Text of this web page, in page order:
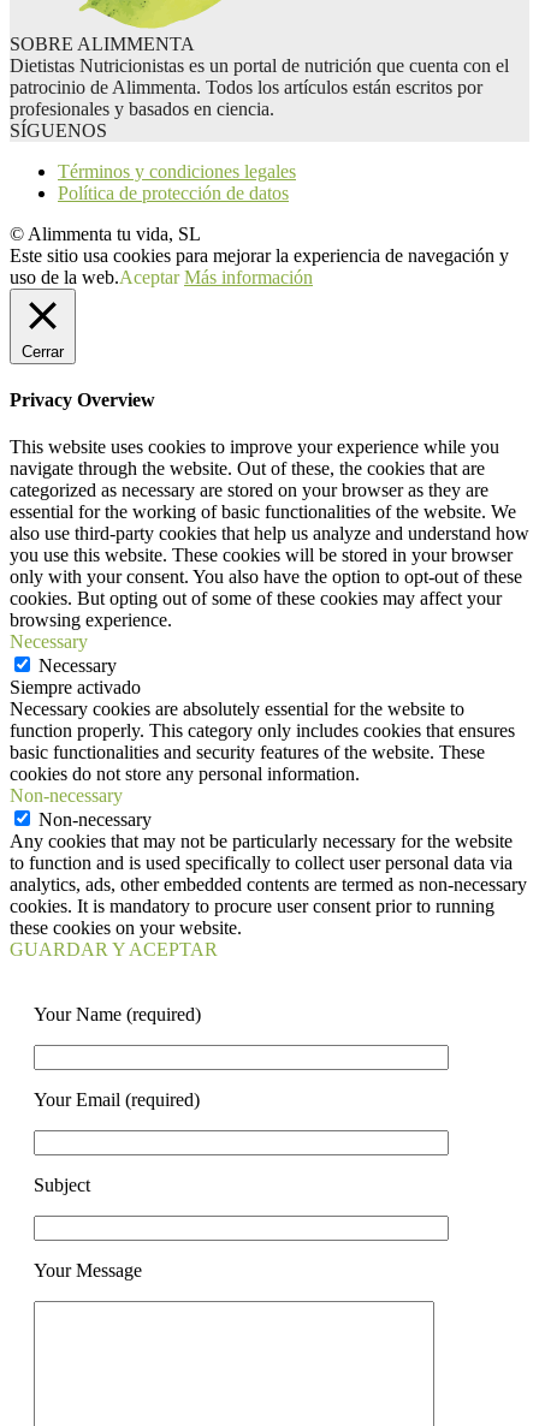
SOBRE ALIMMENTA
Dietistas Nutricionistas es un portal de nutrición que cuenta con el
patrocinio de Alimmenta. Todos los artículos están escritos por
profesionales y basados en ciencia.
SÍGUENOS
Términos y condiciones legales
Política de protección de datos
© Alimmenta tu vida, SL
Este sitio usa cookies para mejorar la experiencia de navegación y
uso de la web.Aceptar Más información
Cerrar
Privacy Overview
This website uses cookies to improve your experience while you
navigate through the website. Out of these, the cookies that are
categorized as necessary are stored on your browser as they are
essential for the working of basic functionalities of the website. We
also use third-party cookies that help us analyze and understand how
you use this website. These cookies will be stored in your browser
only with your consent. You also have the option to opt-out of these
cookies. But opting out of some of these cookies may affect your
browsing experience.
Necessary
Necessary
Siempre activado
Necessary cookies are absolutely essential for the website to
function properly. This category only includes cookies that ensures
basic functionalities and security features of the website. These
cookies do not store any personal information.
Non-necessary
Non-necessary
Any cookies that may not be particularly necessary for the website
to function and is used specifically to collect user personal data via
analytics, ads, other embedded contents are termed as non-necessary
cookies. It is mandatory to procure user consent prior to running
these cookies on your website.
GUARDAR Y ACEPTAR
Your Name (required)
Your Email (required)
Subject
Your Message